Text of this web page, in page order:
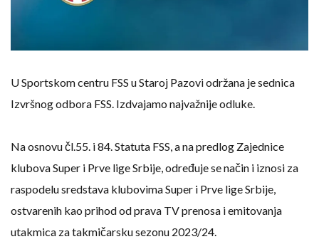
U Sportskom centru FSS u Staroj Pazovi održana je sednica
Izvršnog odbora FSS. Izdvajamo najvažnije odluke.
Na osnovu čl.55. i 84. Statuta FSS, a na predlog Zajednice
klubova Super i Prve lige Srbije, određuje se način i iznosi za
raspodelu sredstava klubovima Super i Prve lige Srbije,
ostvarenih kao prihod od prava TV prenosa i emitovanja
utakmica za takmičarsku sezonu 2023/24.